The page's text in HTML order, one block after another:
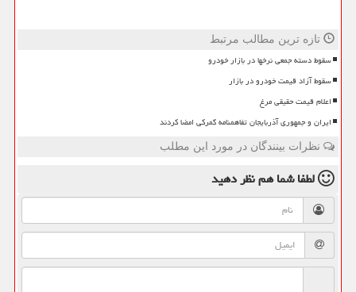
تازه ترین مطالب مرتبط
سقوط دسته جمعی نرخها در بازار خودرو
سقوط آزاد قیمت خودرو در بازار
اعلام قیمت حقیقی مرغ
ایران و جمهوری آذربایجان تفاهمنامه گمرکی امضا کردند
نظرات بینندگان در مورد این مطلب
لطفا شما همنظر دهید